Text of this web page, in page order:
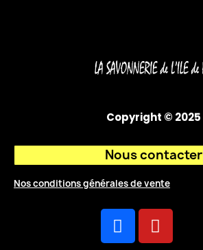
Copyright © 2025
Nous contacter
Nos conditions générales de vente